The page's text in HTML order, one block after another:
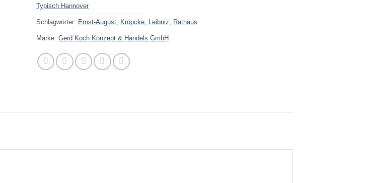
Typisch Hannover
Schlagwörter: Ernst-August, Kröpcke, Leibniz, Rathaus
Marke: Gerd Koch Konzept & Handels GmbH